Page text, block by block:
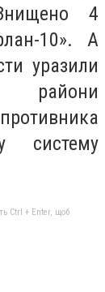
4
10». А
уразили
райони
систему
Ctrl + Enter, щоб